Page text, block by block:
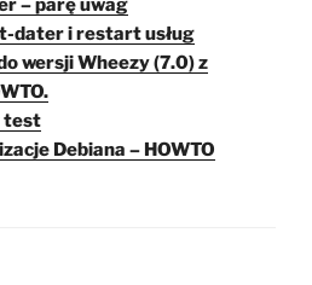
– parę uwag
dater i restart usług
wersji Wheezy (7.0) z
test
Debiana – HOWTO